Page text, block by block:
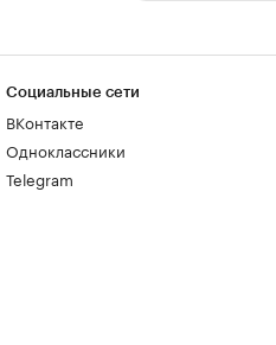
Социальные сети
ВКонтакте
Одноклассники
Telegram